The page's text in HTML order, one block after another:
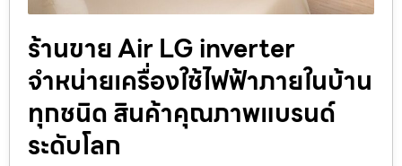
ร้านขาย Air LG inverter
จำหน่ายเครื่องใช้ไฟฟ้าภายในบ้าน
ทุกชนิด สินค้าคุณภาพแบรนด์
ระดับโลก